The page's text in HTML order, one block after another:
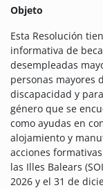
Objeto
Esta Resolución
informativa de
desempleadas
personas mayores
discapacidad y
género que se
como ayudas en
alojamiento y
acciones
las Illes Balears
2026 y el 31 de